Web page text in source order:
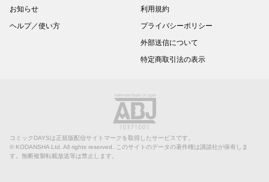
お知らせ
ヘルプ／使い方
利用規約
プライバシーポリシー
外部送信について
特定商取引法の表示
コミックDAYSは正規版配信サイトマークを取得したサービスです。
© KODANSHA Ltd. All rights reserved. このサイトのデータの著作権は講談社が保有しま
す。無断複製転載放送等は禁止します。